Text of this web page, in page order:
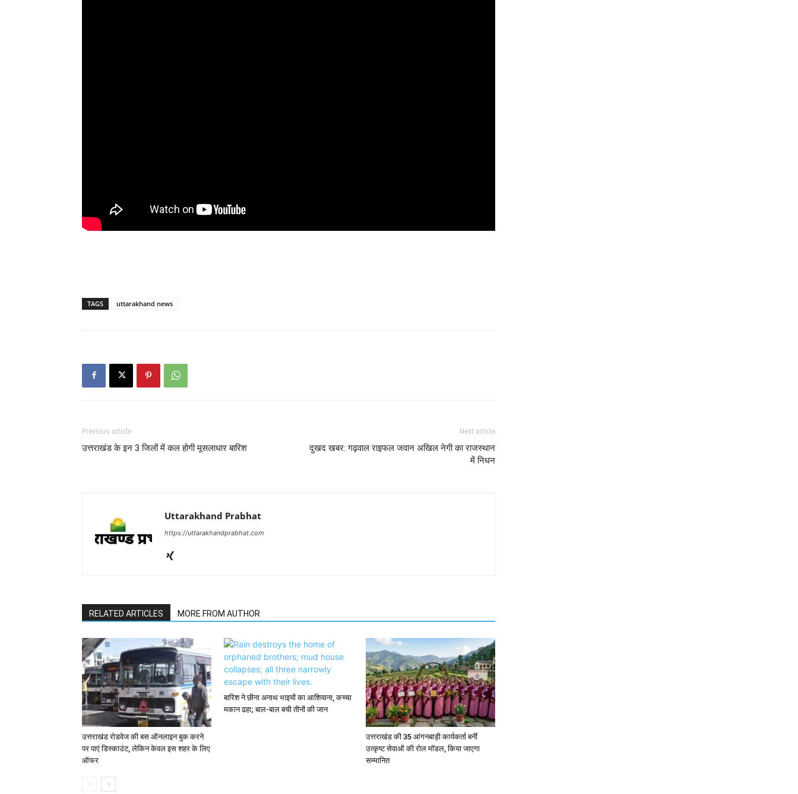
TAGS uttarakhand news
Previous article
उत्तराखंड के इन 3 जिलों में कल होगी मूसलाधार बारिश
Next article
दुखद खबर: गढ़वाल राइफल जवान अखिल नेगी का राजस्थान
में निधन
Uttarakhand Prabhat
https://uttarakhandprabhat.com
RELATED ARTICLES MORE FROM AUTHOR
उत्तराखंड रोडवेज की बस ऑनलाइन बुक करने
पर पाएं डिस्काउंट, लेकिन केवल इस शहर के लिए
ऑफर
बारिश ने छीना अनाथ भाइयों का आशियाना, कच्चा
मकान ढहा; बाल-बाल बची तीनों की जान
उत्तराखंड की 35 आंगनबाड़ी कार्यकर्ता बनीं
उत्कृष्ट सेवाओं की रोल मॉडल, किया जाएगा
सम्मानित